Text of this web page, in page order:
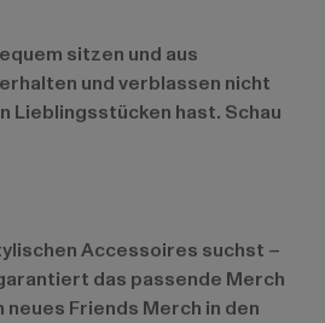
sitzen und aus
und verblassen nicht
Lieblingsstücken hast. Schau
Accessoires suchst –
das passende Merch
Friends Merch in den